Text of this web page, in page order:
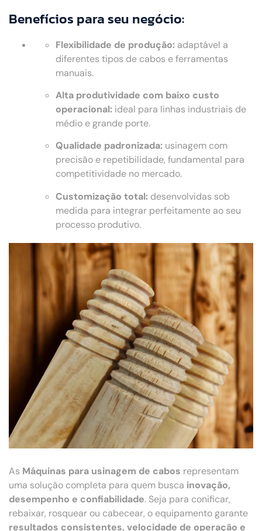
Benefícios para seu negócio:
Flexibilidade de produção: adaptável a
diferentes tipos de cabos e ferramentas
manuais.
Alta produtividade com baixo custo
operacional: ideal para linhas industriais de
médio e grande porte.
Qualidade padronizada: usinagem com
precisão e repetibilidade, fundamental para
competitividade no mercado.
Customização total: desenvolvidas sob
medida para integrar perfeitamente ao seu
processo produtivo.
As Máquinas para usinagem de cabos representam
uma solução completa para quem busca inovação,
desempenho e confiabilidade. Seja para conificar,
rebaixar, rosquear ou cabecear, o equipamento garante
resultados consistentes, velocidade de operação e